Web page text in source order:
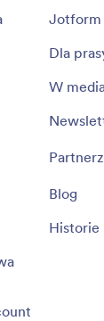
Jotform
Dla
W
Blog